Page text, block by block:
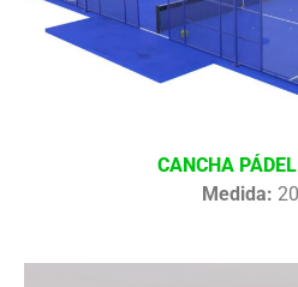
CANCHA
Medida: